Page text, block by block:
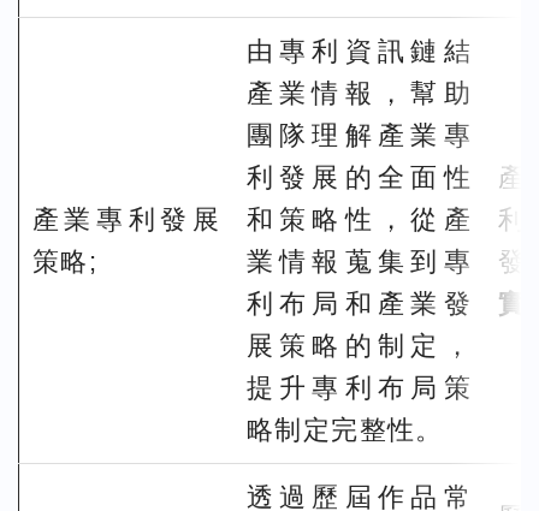
產業專利發展
策略;
由專利資訊鏈結
產業情報，幫助
團隊理解產業專
利發展的全面性
和策略性，從產
業情報蒐集到專
利布局和產業發
展策略的制定，
提升專利布局策
略制定完整性。
產
利
發
實
透過歷屆作品常